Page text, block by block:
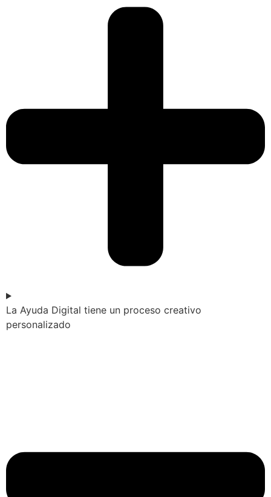
La Ayuda Digital tiene un proceso creativo
personalizado